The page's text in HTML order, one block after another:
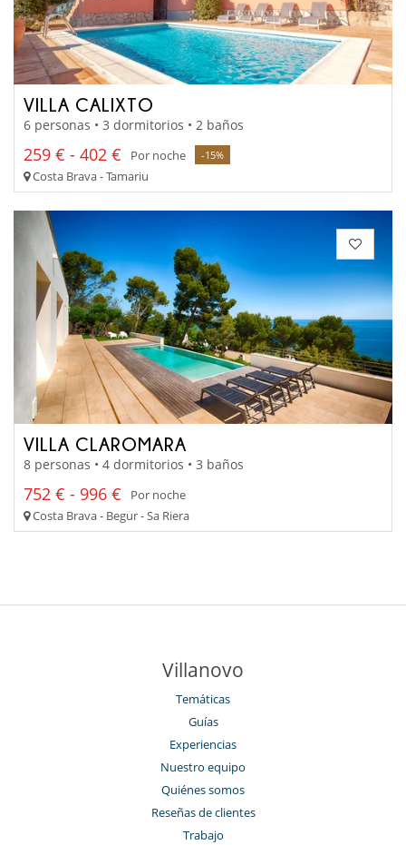
VILLA CALIXTO
6 personas • 3 dormitorios • 2 baños
259 € - 402 € Por noche -15%
Costa Brava - Tamariu
VILLA CLAROMARA
8 personas • 4 dormitorios • 3 baños
752 € - 996 €
Por noche
Costa Brava - Begur - Sa Riera
Villanovo
Temáticas
Guías
Experiencias
Nuestro equipo
Quiénes somos
Reseñas de clientes
Trabajo